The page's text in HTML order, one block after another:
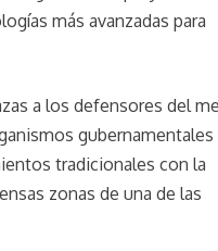
más avanzadas para
a los defensores del
gubernamentales
tradicionales con la
zonas de una de las